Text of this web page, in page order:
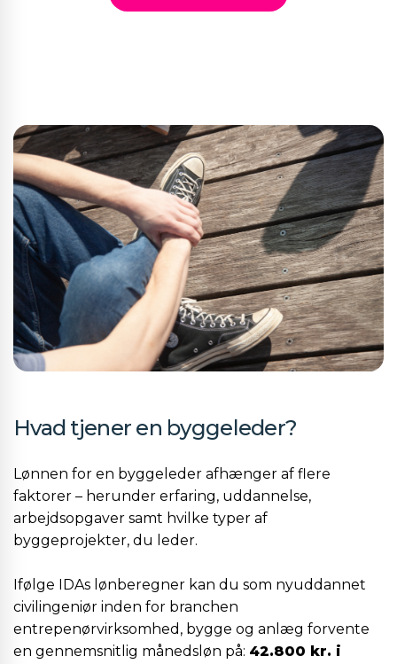
Hvad tjener en byggeleder?
Lønnen for en byggeleder afhænger af flere
faktorer – herunder erfaring, uddannelse,
arbejdsopgaver samt hvilke typer af
byggeprojekter, du leder.
Ifølge IDAs lønberegner kan du som nyuddannet
civilingeniør inden for branchen
entrepenørvirksomhed, bygge og anlæg forvente
en gennemsnitlig månedsløn på: 42.800 kr. i